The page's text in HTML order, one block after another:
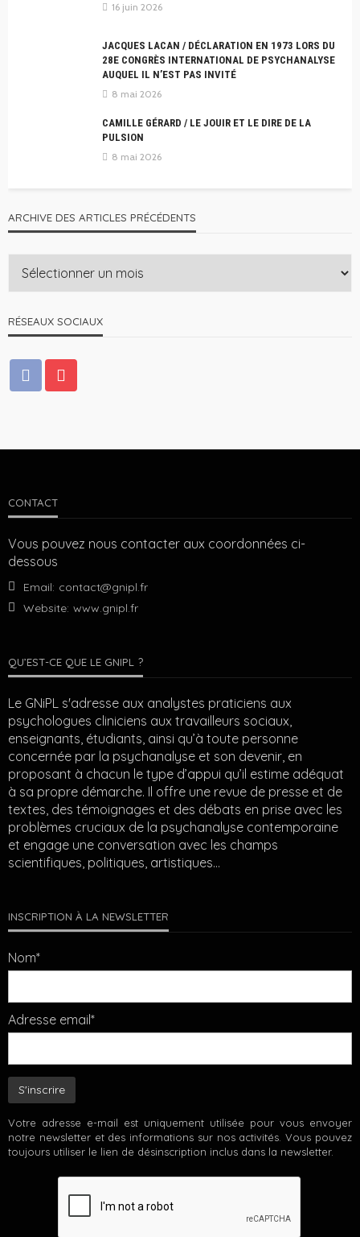
16 juin 2026
JACQUES LACAN / DÉCLARATION EN 1973 LORS DU
28E CONGRÈS INTERNATIONAL DE PSYCHANALYSE
AUQUEL IL N’EST PAS INVITÉ
8 mai 2026
CAMILLE GÉRARD / LE JOUIR ET LE DIRE DE LA
PULSION
8 mai 2026
ARCHIVE DES ARTICLES PRÉCÉDENTS
RÉSEAUX SOCIAUX
CONTACT
Vous pouvez nous contacter aux coordonnées ci-
dessous
Email: contact@gnipl.fr
Website: www.gnipl.fr
QU’EST-CE QUE LE GNIPL ?
Le GNiPL s'adresse aux analystes praticiens aux
psychologues cliniciens aux travailleurs sociaux,
enseignants, étudiants, ainsi qu’à toute personne
concernée par la psychanalyse et son devenir, en
proposant à chacun le type d’appui qu’il estime adéquat
à sa propre démarche. Il offre une revue de presse et de
textes, des témoignages et des débats en prise avec les
problèmes cruciaux de la psychanalyse contemporaine
et engage une conversation avec les champs
scientifiques, politiques, artistiques…
INSCRIPTION À LA NEWSLETTER
Nom*
Adresse email*
Votre adresse e-mail est uniquement utilisée pour vous envoyer
notre newsletter et des informations sur nos activités. Vous pouvez
toujours utiliser le lien de désinscription inclus dans la newsletter.